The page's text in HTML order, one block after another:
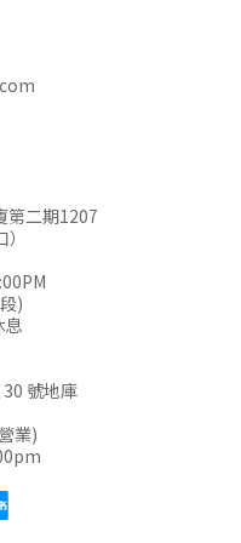
第二期1207
)
息
號地庫
業)